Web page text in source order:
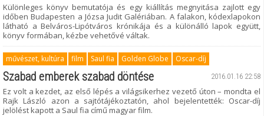
Különleges könyv bemutatója és egy kiállítás megnyitása zajlott egy
időben Budapesten a Józsa Judit Galériában. A falakon, kódexlapokon
látható a Belváros-Lipótváros krónikája és a különálló lapok együtt,
könyv formában, kézbe vehetővé váltak.
művészet, kultúra film Saul fia Golden Globe Oscar-díj
2016.01.16 22:58
Szabad emberek szabad döntése
Ez volt a kezdet, az első lépés a világsikerhez vezető úton – mondta el
Rajk László azon a sajtótájékoztatón, ahol bejelentették: Oscar-díj
jelölést kapott a Saul fia című magyar film.